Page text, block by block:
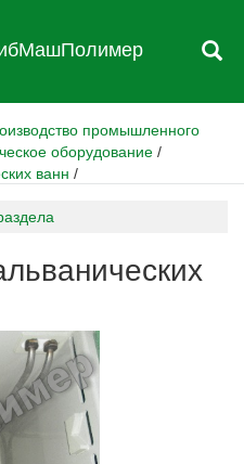
промышленного
оборудование /
ванн /